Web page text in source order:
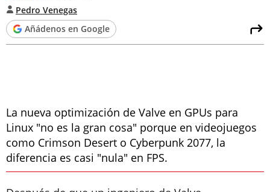
Pedro Venegas
Añádenos en Google
La nueva optimización de Valve en GPUs para
Linux "no es la gran cosa" porque en videojuegos
como Crimson Desert o Cyberpunk 2077, la
diferencia es casi "nula" en FPS.